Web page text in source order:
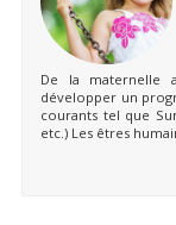
De la maternelle
développer un
courants tel que
etc.) Les êtres